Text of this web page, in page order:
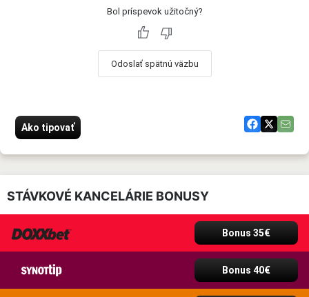
Bol príspevok užitočný?
Odoslať spätnú väzbu
Ako tipovať
STÁVKOVÉ KANCELÁRIE BONUSY
Bonus 35€
Bonus 40€